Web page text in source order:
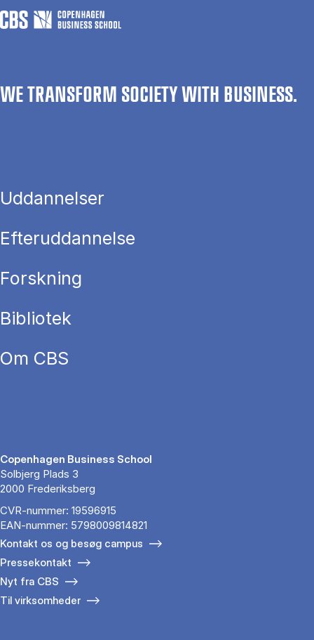
WE TRANSFORM SOCIETY WITH BUSINESS.
Uddannelser
Efteruddannelse
Forskning
Bibliotek
Om CBS
Copenhagen Business School
Solbjerg Plads 3
2000 Frederiksberg
CVR-nummer: 19596915
EAN-nummer: 5798009814821
Kontakt os og besøg campus
Pressekontakt
Nyt fra CBS
Til virksomheder